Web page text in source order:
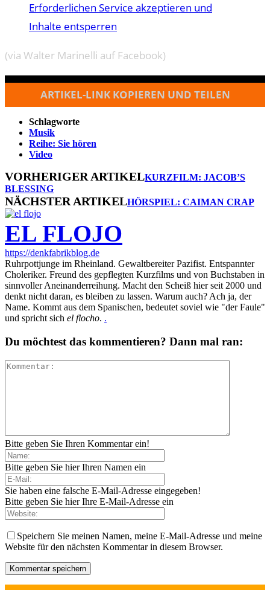
Erforderlichen Service akzeptieren und
Inhalte entsperren
(via Walter Marinelli auf Facebook)
ARTIKEL-LINK KOPIEREN UND TEILEN
Schlagworte
Musik
Reihe: Sie hören
Video
VORHERIGER ARTIKELKURZFILM: JACOB’S
BLESSING
NÄCHSTER ARTIKELHÖRSPIEL: CAIMAN CRAP
EL FLOJO
https://denkfabrikblog.de
Ruhrpottjunge im Rheinland. Gewaltbereiter Pazifist. Entspannter
Choleriker. Freund des gepflegten Kurzfilms und von Buchstaben in
sinnvoller Aneinanderreihung. Macht den Scheiß hier seit 2000 und
denkt nicht daran, es bleiben zu lassen. Warum auch? Ach ja, der
Name. Kommt aus dem Spanischen, bedeutet soviel wie "der Faule"
und spricht sich el flocho. .
Du möchtest das kommentieren? Dann mal ran:
Bitte geben Sie Ihren Kommentar ein!
Bitte geben Sie hier Ihren Namen ein
Sie haben eine falsche E-Mail-Adresse eingegeben!
Bitte geben Sie hier Ihre E-Mail-Adresse ein
Speichern Sie meinen Namen, meine E-Mail-Adresse und meine
Website für den nächsten Kommentar in diesem Browser.